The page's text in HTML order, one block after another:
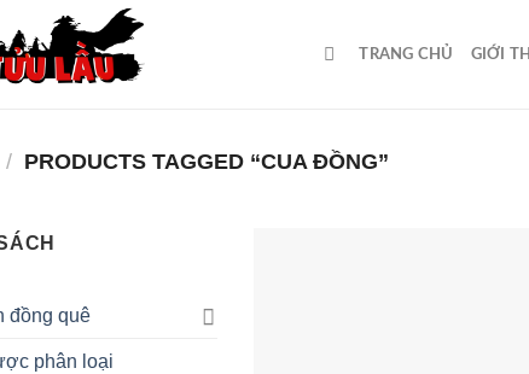
TRANG CHỦ GIỚI
/ PRODUCTS TAGGED “CUA ĐỒNG”
đồng quê
phân loại